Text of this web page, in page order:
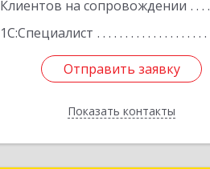
Клиентов на сопровождении
1С:Специалист
Отправить заявку
Показать контакты
Отправить заявку
Назад